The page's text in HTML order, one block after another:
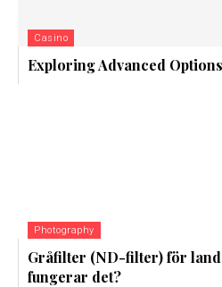
Casino
Exploring Advanced
Photography
Gråfilter (ND-filter) för
fungerar det?